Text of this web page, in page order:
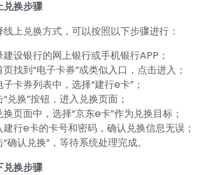
兑换步骤
上兑换方式，可以按照以下步骤进行：
建设银行的网上银行或手机银行APP；
页找到“电子卡券”或类似入口，点击进入；
子卡券列表中，选择“建行e卡”；
“兑换”按钮，进入兑换页面；
换页面中，选择“京东e卡”作为兑换目标；
建行e卡的卡号和密码，确认兑换信息无误；
“确认兑换”，等待系统处理完成。
兑换步骤